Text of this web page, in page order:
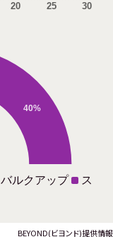
20 25 30
40%
バルクアップ
ス
BEYOND(ビヨンド)提供情報